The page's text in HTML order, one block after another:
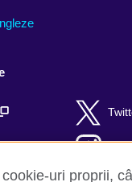
uri proprii,